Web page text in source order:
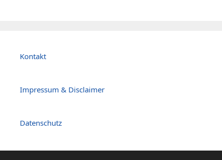
Kontakt
Impressum & Disclaimer
Datenschutz